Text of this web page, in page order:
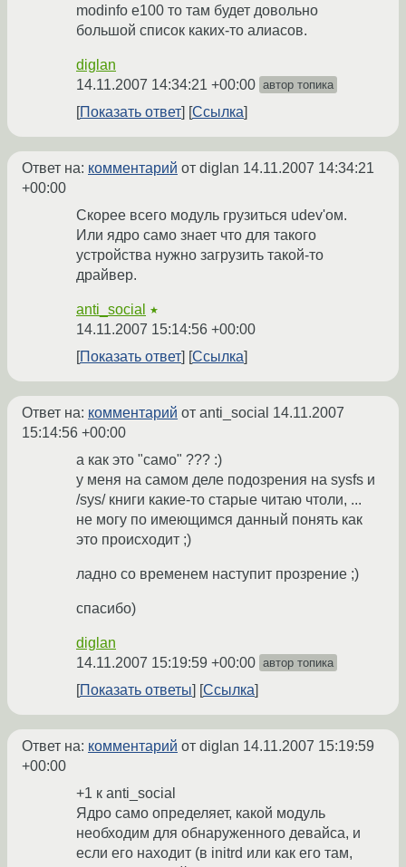
modinfo e100 то там будет довольно
большой список каких-то алиасов.
diglan
14.11.2007 14:34:21 +00:00 автор топика
Показать ответ Ссылка
Ответ на: комментарий от diglan 14.11.2007 14:34:21
+00:00
Скорее всего модуль грузиться udev'ом.
Или ядро само знает что для такого
устройства нужно загрузить такой-то
драйвер.
anti_social ★
14.11.2007 15:14:56 +00:00
Показать ответ
Ссылка
Ответ на: комментарий от anti_social 14.11.2007
15:14:56 +00:00
а как это "само" ??? :)
у меня на самом деле подозрения на sysfs и
/sys/ книги какие-то старые читаю чтоли, ...
не могу по имеющимся данный понять как
это происходит ;)
ладно со временем наступит прозрение ;)
спасибо)
diglan
14.11.2007 15:19:59 +00:00 автор топика
Показать ответы Ссылка
Ответ на: комментарий от diglan 14.11.2007 15:19:59
+00:00
+1 к anti_social
Ядро само определяет, какой модуль
необходим для обнаруженного девайса, и
если его находит (в initrd или как его там,